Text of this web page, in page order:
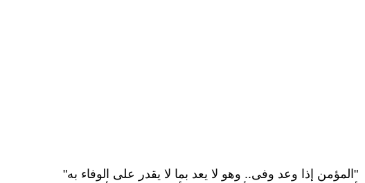
"المؤمن إذا وعد وفى.. وهو لا يعد بما لا يقدر على الوفاء به"